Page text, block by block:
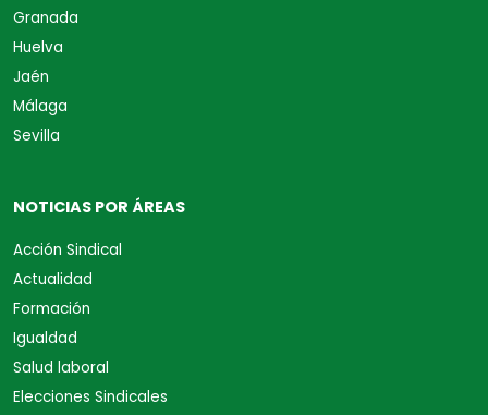
Granada
Huelva
Jaén
Málaga
Sevilla
NOTICIAS POR ÁREAS
Acción Sindical
Actualidad
Formación
Igualdad
Salud laboral
Elecciones Sindicales